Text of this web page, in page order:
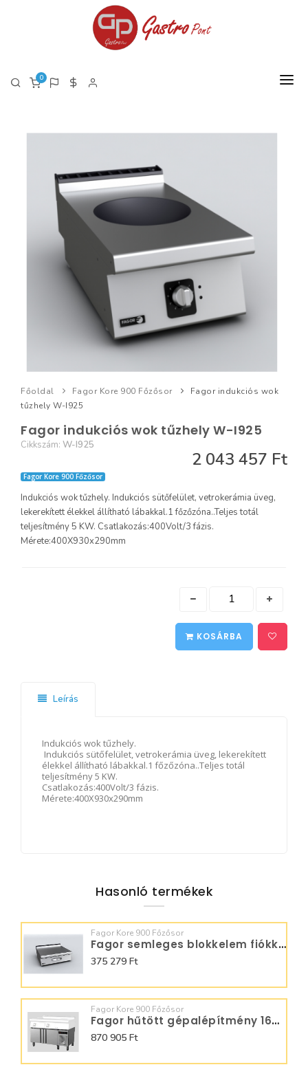
0
TERMÉKEK
TERMÉK LISTA PDF
Főoldal Fagor Kore 900 Főzősor
Fagor indukciós wok
tűzhely W-I925
Fagor indukciós wok tűzhely W-I925
Cikkszám: W-I925
2 043 457 Ft
Fagor Kore 900 Főzősor
Indukciós wok tűzhely. Indukciós sütőfelület, vetrokerámia üveg,
lekerekített élekkel állítható lábakkal.1 főzőzóna..Teljes totál
teljesítmény 5 KW. Csatlakozás:400Volt/3 fázis.
Mérete:400X930x290mm
KOSÁRBA
Leírás
Indukciós wok tűzhely.
Indukciós sütőfelület, vetrokerámia üveg, lekerekített
élekkel állítható lábakkal.1 főzőzóna..Teljes totál
teljesítmény 5 KW.
Csatlakozás:400Volt/3 fázis.
Mérete:400X930x290mm
Hasonló termékek
Fagor Kore 900 Főzősor
Fagor semleges blokkelem fiókkal EN-910C
375 279 Ft
Fagor Kore 900 Főzősor
Fagor hűtött gépalépítmény 1600 CCP9-3G
870 905 Ft